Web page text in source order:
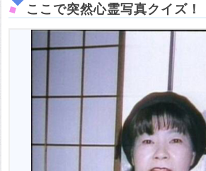
ここで突然心霊写真クイズ！